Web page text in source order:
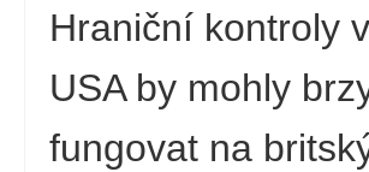
Hraniční kontroly v
USA by mohly
fungovat na